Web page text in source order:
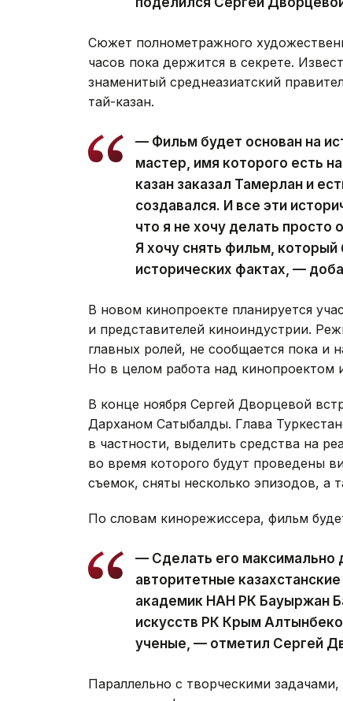
Сюжет полнометражного
часов пока держится в секрете.
знаменитый среднеазиатский
тай-казан.
— Фильм будет основан на
мастер, имя которого есть
казан заказал Тамерлан и
создавался. И все эти
что я не хочу делать
Я хочу снять фильм, который
исторических фактах, —
В новом кинопроекте планируется
и представителей киноиндустрии.
главных ролей, не сообщается пока и
Но в целом работа над кинопроектом
В конце ноября Сергей Дворцевой
Дарханом Сатыбалды. Глава
в частности, выделить средства на
во время которого будут проведены
съемок, сняты несколько эпизодов, а
По словам кинорежиссера, фильм
— Сделать его максимально
авторитетные
академик НАН РК Бауыржан
искусств РК Крым
ученые, — отметил Сергей
Параллельно с творческими